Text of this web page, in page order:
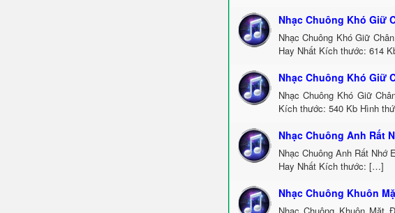
Nhạc Chuông Khó Giữ
Nhạc Chuông Khó Giữ
Hay Nhất Kích thước: 614
Nhạc Chuông Khó Giữ
Nhạc Chuông Khó Giữ
Kích thước: 540 Kb Hình
Nhạc Chuông Anh Rất
Nhạc Chuông Anh Rất Nhớ
Hay Nhất Kích thước: […]
Nhạc Chuông Khuôn